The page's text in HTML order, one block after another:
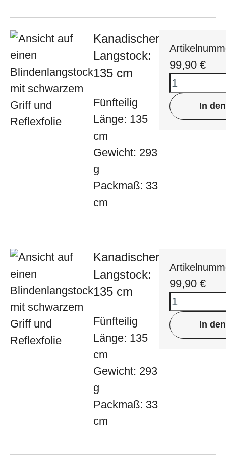
Kanadischer
Langstock:
135 cm
Fünfteilig
Länge: 135
cm
Gewicht: 293
g
Packmaß: 33
cm
99,90 €
In
Kanadischer
Langstock:
135 cm
Fünfteilig
Länge: 135
cm
Gewicht: 293
g
Packmaß: 33
cm
99,90 €
In